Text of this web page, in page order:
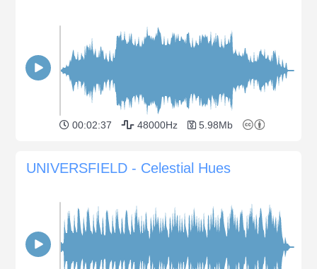
00:02:37 48000Hz 5.98Mb
UNIVERSFIELD - Celestial Hues